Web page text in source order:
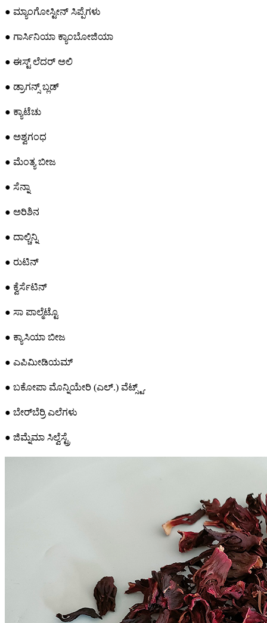
● ಮ್ಯಾಂಗೋಸ್ಟೀನ್ ಸಿಪ್ಪೆಗಳು
● ಗಾರ್ಸಿನಿಯಾ ಕ್ಯಾಂಬೋಜಿಯಾ
● ಈಸ್ಟ್ ಲೆದರ್ ಅಲಿ
● ಡ್ರಾಗನ್ಸ್ ಬ್ಲಡ್
● ಕ್ಯಾಟೆಚು
● ಅಶ್ವಗಂಧ
● ಮೆಂತ್ಯ ಬೀಜ
● ಸೆನ್ನಾ
● ಅರಿಶಿನ
● ದಾಲ್ಚಿನ್ನಿ
● ರುಟಿನ್
● ಕ್ವೆರ್ಸೆಟಿನ್
● ಸಾ ಪಾಲ್ಮೆಟ್ಟೊ
● ಕ್ಯಾಸಿಯಾ ಬೀಜ
● ಎಪಿಮೀಡಿಯಮ್
● ಬಕೋಪಾ ಮೊನ್ನಿಯೇರಿ (ಎಲ್.) ವೆಟ್ಸ್ಟ್.
● ಬೇರ್‌ಬೆರ್ರಿ ಎಲೆಗಳು
● ಜಿಮ್ನೆಮಾ ಸಿಲ್ವೆಸ್ಟ್ರೆ